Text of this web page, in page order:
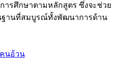
ารศึกษาตามหลักสูตร ซึ่งจะช่วย
ฐานที่สมบูรณ์ทั้งพัฒนาการด้าน
นอ้วน